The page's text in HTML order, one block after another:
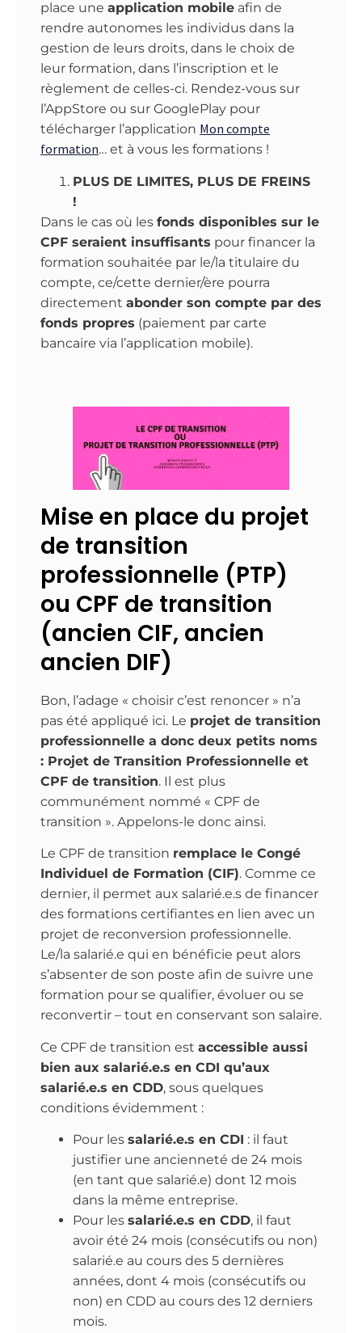
place une application mobile afin de
rendre autonomes les individus dans la
gestion de leurs droits, dans le choix de
leur formation, dans l’inscription et le
règlement de celles-ci. Rendez-vous sur
l’AppStore ou sur GooglePlay pour
télécharger l’application Mon compte
formation… et à vous les formations !
PLUS DE LIMITES, PLUS DE FREINS
!
Dans le cas où les fonds disponibles sur le
CPF seraient insuffisants pour financer la
formation souhaitée par le/la titulaire du
compte, ce/cette dernier/ère pourra
directement abonder son compte par des
fonds propres (paiement par carte
bancaire via l’application mobile).
Mise en place du projet
de transition
professionnelle (PTP)
ou CPF de transition
(ancien CIF, ancien
ancien DIF)
Bon, l’adage « choisir c’est renoncer » n’a
pas été appliqué ici. Le projet de transition
professionnelle a donc deux petits noms
: Projet de Transition Professionnelle et
CPF de transition. Il est plus
communément nommé « CPF de
transition ». Appelons-le donc ainsi.
Le CPF de transition remplace le Congé
Individuel de Formation (CIF). Comme ce
dernier, il permet aux salarié.e.s de financer
des formations certifiantes en lien avec un
projet de reconversion professionnelle.
Le/la salarié.e qui en bénéficie peut alors
s’absenter de son poste afin de suivre une
formation pour se qualifier, évoluer ou se
reconvertir – tout en conservant son salaire.
Ce CPF de transition est accessible aussi
bien aux salarié.e.s en CDI qu’aux
salarié.e.s en CDD, sous quelques
conditions évidemment :
Pour les salarié.e.s en CDI : il faut
justifier une ancienneté de 24 mois
(en tant que salarié.e) dont 12 mois
dans la même entreprise.
Pour les salarié.e.s en CDD, il faut
avoir été 24 mois (consécutifs ou non)
salarié.e au cours des 5 dernières
années, dont 4 mois (consécutifs ou
non) en CDD au cours des 12 derniers
mois.